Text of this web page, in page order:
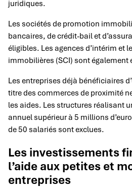
juridiques.
Les sociétés de promotion
bancaires, de crédit-bail et
éligibles. Les agences d’intérim et
immobilières (SCI) sont également
Les entreprises déjà bénéficiaires
titre des commerces de proximité
les aides. Les structures réalisant
annuel supérieur à 5 millions
de 50 salariés sont exclues.
Les investissements
l’aide aux petites et
entreprises